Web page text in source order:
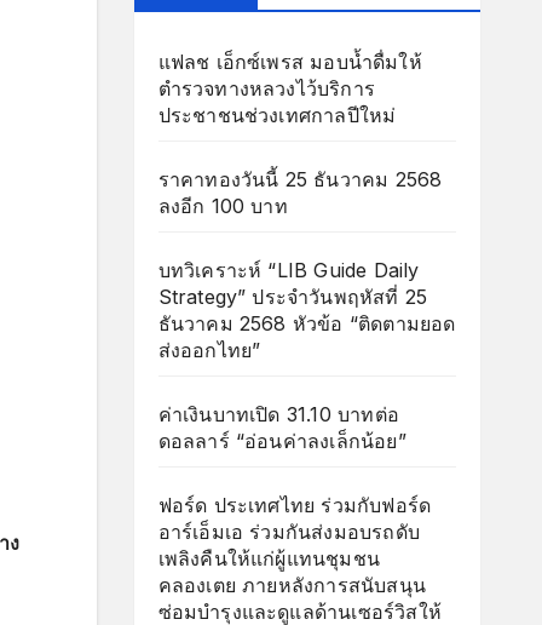
ง
แฟลช เอ็กซ์เพรส มอบน้ำดื่มให้
ตำรวจทางหลวงไว้บริการ
ประชาชนช่วงเทศกาลปีใหม่
ราคาทองวันนี้ 25 ธันวาคม 2568
ลงอีก 100 บาท
บทวิเคราะห์ “LIB Guide Daily
Strategy” ประจำวันพฤหัสที่ 25
ธันวาคม 2568 หัวข้อ “ติดตามยอด
ส่งออกไทย”
ค่าเงินบาทเปิด 31.10 บาทต่อ
ดอลลาร์ “อ่อนค่าลงเล็กน้อย”
ฟอร์ด ประเทศไทย ร่วมกับฟอร์ด
อาร์เอ็มเอ ร่วมกันส่งมอบรถดับ
เพลิงคืนให้แก่ผู้แทนชุมชน
คลองเตย ภายหลังการสนับสนุน
ซ่อมบำรุงและดูแลด้านเซอร์วิสให้